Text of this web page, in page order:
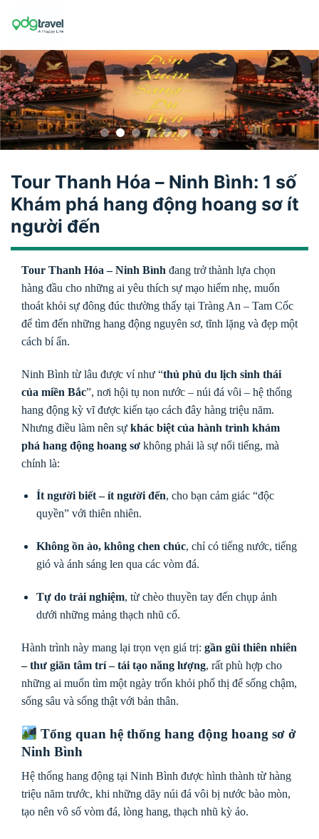
Tour Thanh Hóa – Ninh Bình: 1 số
Khám phá hang động hoang sơ ít
người đến
Tour Thanh Hóa – Ninh Bình đang trở thành lựa chọn
hàng đầu cho những ai yêu thích sự mạo hiểm nhẹ, muốn
thoát khỏi sự đông đúc thường thấy tại Tràng An – Tam Cốc
để tìm đến những hang động nguyên sơ, tĩnh lặng và đẹp một
cách bí ẩn.
Ninh Bình từ lâu được ví như “thủ phủ du lịch sinh thái
của miền Bắc”, nơi hội tụ non nước – núi đá vôi – hệ thống
hang động kỳ vĩ được kiến tạo cách đây hàng triệu năm.
Nhưng điều làm nên sự khác biệt của hành trình khám
phá hang động hoang sơ không phải là sự nổi tiếng, mà
chính là:
Ít người biết – ít người đến, cho bạn cảm giác “độc
quyền” với thiên nhiên.
Không ồn ào, không chen chúc, chỉ có tiếng nước, tiếng
gió và ánh sáng len qua các vòm đá.
Tự do trải nghiệm, từ chèo thuyền tay đến chụp ảnh
dưới những mảng thạch nhũ cổ.
Hành trình này mang lại trọn vẹn giá trị: gần gũi thiên nhiên
– thư giãn tâm trí – tái tạo năng lượng, rất phù hợp cho
những ai muốn tìm một ngày trốn khỏi phố thị để sống chậm,
sống sâu và sống thật với bản thân.
Tổng quan hệ thống hang động hoang sơ ở
Ninh Bình
Hệ thống hang động tại Ninh Bình được hình thành từ hàng
triệu năm trước, khi những dãy núi đá vôi bị nước bào mòn,
tạo nên vô số vòm đá, lòng hang, thạch nhũ kỳ ảo.